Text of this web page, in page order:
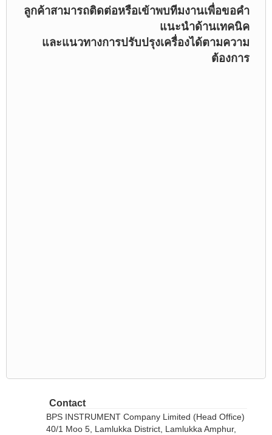
ลูกค้าสามารถติดต่อหรือเข้าพบทีมงานเพื่อขอคำ
แนะนำด้านเทคนิค
และแนวทางการปรับปรุงเครื่องได้ตามความ
ต้องการ
Contact
BPS INSTRUMENT Company Limited (Head Office)
40/1 Moo 5, Lamlukka District, Lamlukka Amphur,